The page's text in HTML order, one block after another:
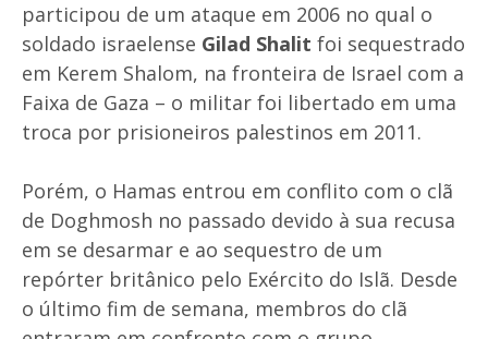
participou de um ataque em 2006 no qual o
soldado israelense Gilad Shalit foi sequestrado
em Kerem Shalom, na fronteira de Israel com a
Faixa de Gaza – o militar foi libertado em uma
troca por prisioneiros palestinos em 2011.
Porém, o Hamas entrou em conflito com o clã
de Doghmosh no passado devido à sua recusa
em se desarmar e ao sequestro de um
repórter britânico pelo Exército do Islã. Desde
o último fim de semana, membros do clã